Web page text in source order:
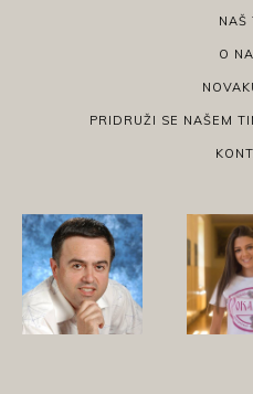
NAŠ
O
PRIDRUŽI SE NAŠEM